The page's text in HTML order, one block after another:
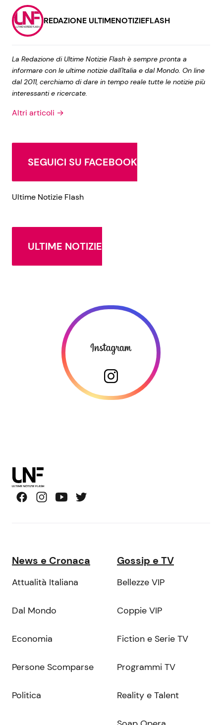
REDAZIONE ULTIMENOTIZIEFLASH
La Redazione di Ultime Notizie Flash è sempre pronta a
informare con le ultime notizie dall'Italia e dal Mondo. On line
dal 2011, cerchiamo di dare in tempo reale tutte le notizie più
interessanti e ricercate.
Altri articoli →
SEGUICI SU FACEBOOK
Ultime Notizie Flash
ULTIME NOTIZIE
News e Cronaca
Attualità Italiana
Dal Mondo
Economia
Persone Scomparse
Politica
Gossip e TV
Bellezze VIP
Coppie VIP
Fiction e Serie TV
Programmi TV
Reality e Talent